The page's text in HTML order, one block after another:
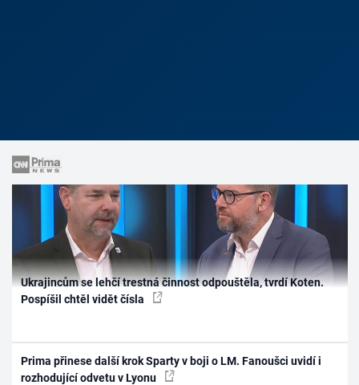
Ukrajincům se lehčí trestná činnost odpouštěla, tvrdí Koten.
Pospíšil chtěl vidět čísla
Prima přinese další krok Sparty v boji o LM. Fanoušci uvidí i
rozhodující odvetu v Lyonu